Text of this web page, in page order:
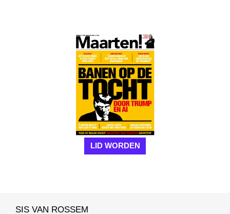
LID WORDEN
SIS VAN ROSSEM